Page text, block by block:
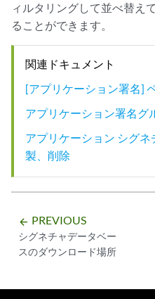
ィルタリングして並べ替え
ることができます。
関連ドキュメント
[アプリケーション署名]
アプリケーション署名グ
アプリケーション シグ
製、削除
arrow_backward PREVIOUS
シグネチャデータベー
スのダウンロード場所